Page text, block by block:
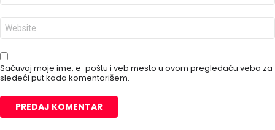
p
o
t
*
V
b
m
e
s
t
Sačuvaj moje ime, e-poštu i veb mesto u ovom pregledaču veba za
sledeći put kada komentarišem.